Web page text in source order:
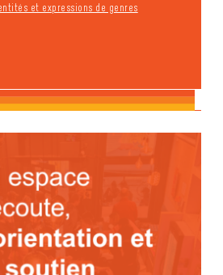
et expressions de genres